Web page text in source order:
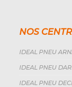
NOS
IDEAL PNEU
IDEAL PNEU
IDEAL PNEU